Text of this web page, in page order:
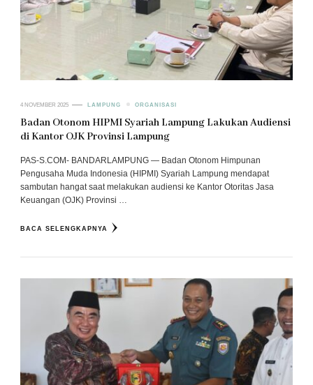
4 NOVEMBER 2025 LAMPUNG ORGANISASI
Badan Otonom HIPMI Syariah Lampung Lakukan Audiensi
di Kantor OJK Provinsi Lampung
PAS-S.COM- BANDARLAMPUNG — Badan Otonom Himpunan
Pengusaha Muda Indonesia (HIPMI) Syariah Lampung mendapat
sambutan hangat saat melakukan audiensi ke Kantor Otoritas Jasa
Keuangan (OJK) Provinsi …
BACA SELENGKAPNYA